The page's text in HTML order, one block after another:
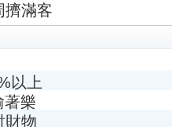
擠滿客
以上
著樂
財物